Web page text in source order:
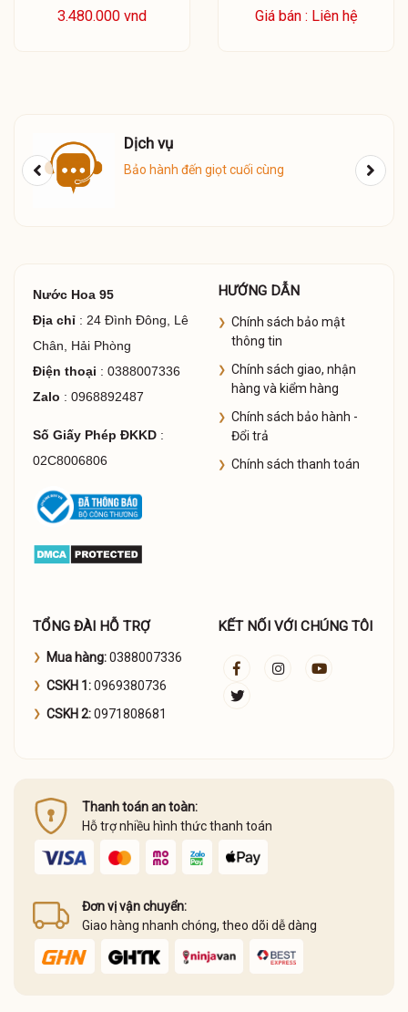
3.480.000 vnd Giá bán : Liên hệ
Dịch vụ
Bảo hành đến giọt cuối cùng
Nước Hoa 95
Địa chỉ : 24 Đình Đông, Lê
Chân, Hải Phòng
Điện thoại : 0388007336
Zalo : 0968892487
Số Giấy Phép ĐKKD:
02C8006806
HƯỚNG DẪN
Chính sách bảo mật
thông tin
Chính sách giao, nhận
hàng và kiểm hàng
Chính sách bảo hành -
Đổi trả
Chính sách thanh toán
TỔNG ĐÀI HỖ TRỢ
Mua hàng:0388007336
CSKH 1:0969380736
CSKH 2:0971808681
KẾT NỐI VỚI CHÚNG TÔI
Thanh toán an toàn:
Hỗ trợ nhiều hình thức thanh toán
Đơn vị vận chuyển:
Giao hàng nhanh chóng, theo dõi dễ dàng